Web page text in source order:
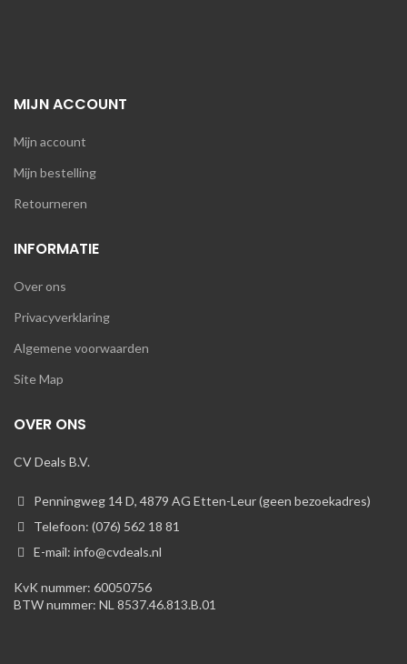
MIJN ACCOUNT
Mijn account
Mijn bestelling
Retourneren
INFORMATIE
Over ons
Privacyverklaring
Algemene voorwaarden
Site Map
OVER ONS
CV Deals B.V.
Penningweg 14 D, 4879 AG Etten-Leur (geen bezoekadres)
Telefoon: (076) 562 18 81
E-mail: info@cvdeals.nl
KvK nummer: 60050756
BTW nummer: NL 8537.46.813.B.01